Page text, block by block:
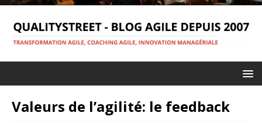
Valeurs de l’agilité: le feedback